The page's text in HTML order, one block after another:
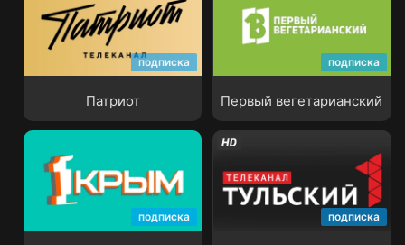
подписка
Патриот
подписка
Первый вегетарианский
Первый вегетарианский
подписка
Первый Крымский подписка